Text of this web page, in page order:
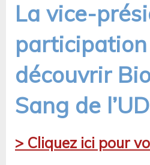
La vice-
participation
découvrir
Sang de
> Cliquez ici pour